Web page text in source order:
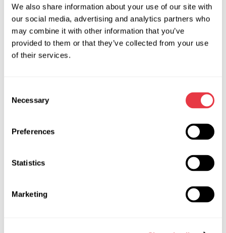
We also share information about your use of our site with
our social media, advertising and analytics partners who
may combine it with other information that you’ve
provided to them or that they’ve collected from your use
of their services.
Selection
Necessary
Preferences
Statistics
Marketing
що навіть невеликі неприємності з ГУР можуть стати
причиною ДТП, тому не намагайтеся перевірити роботу
механізму самостійно.
Що робити якщо рульова
Фахівці СТО проведуть зовнішній огляд рейки на
наявність корозії, механічних дефектів. Діагностичне
обладнання MSG Equipment допоможе майстру виконати
свою роботу максимально швидко і якісно.
Приїхавши в автосервіс, зверніть увагу на професіоналізм
персоналу та наявність спеціалізованого обладнання.
знадобиться обладнання для діагностики та ремонту
рульової рейки MSG Equipment. У кожному автосервісі,